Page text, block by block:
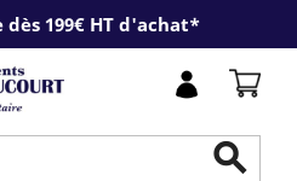
199€ HT d'achat*
